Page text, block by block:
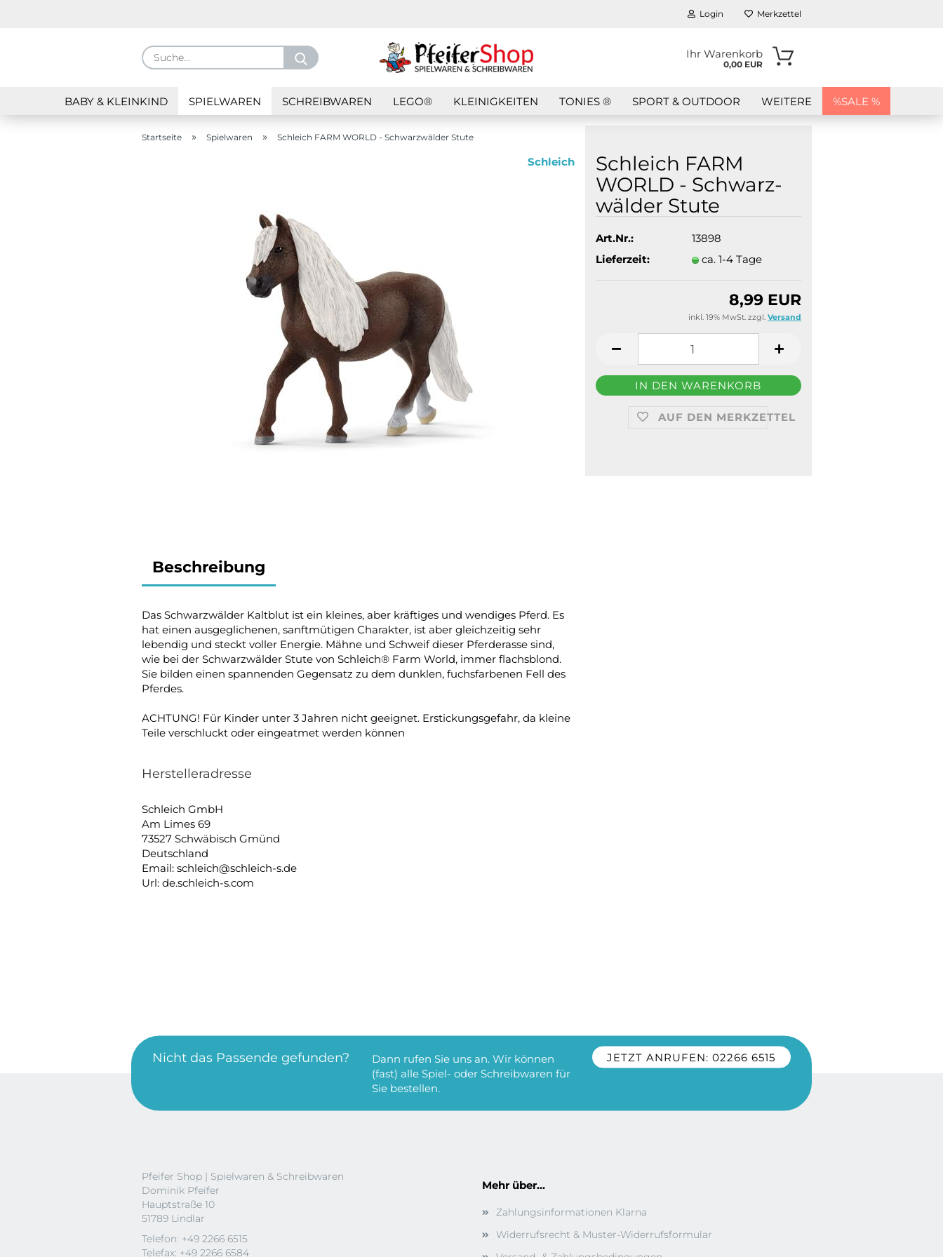
Login
E-Mail
Konto erstellen
Merkzettel
Suche... Ihr Warenkorb
0,00 EUR
BABY & KLEINKIND SPIELWAREN SCHREIBWAREN LEGO® KLEINIGKEITEN TONIES ® SPORT & OUTDOOR %SALE %
WEITERE
Startseite » Spielwaren » Schleich FARM WORLD - Schwarzwälder Stute
Schleich
Schleich FARM
WORLD - Schwarz­
wäl­der Stute
Art.Nr.:
13898
Lieferzeit:
ca. 1-4 Tage
8,99 EUR
inkl. 19% MwSt. zzgl. Versand
AUF DEN MERKZETTEL
Beschreibung
Das Schwarzwälder Kaltblut ist ein kleines, aber kräftiges und wendiges Pferd. Es
hat einen ausgeglichenen, sanftmütigen Charakter, ist aber gleichzeitig sehr
lebendig und steckt voller Energie. Mähne und Schweif dieser Pferderasse sind,
wie bei der Schwarzwälder Stute von Schleich® Farm World, immer flachsblond.
Sie bilden einen spannenden Gegensatz zu dem dunklen, fuchsfarbenen Fell des
Pferdes.
ACHTUNG! Für Kinder unter 3 Jahren nicht geeignet. Erstickungsgefahr, da kleine
Teile verschluckt oder eingeatmet werden können
Herstelleradresse
Schleich GmbH
Am Limes 69
73527 Schwäbisch Gmünd
Deutschland
Email: schleich@schleich-s.de
Url: de.schleich-s.com
Nicht das Passende gefunden?
Dann rufen Sie uns an. Wir können
(fast) alle Spiel- oder Schreibwaren für
Sie bestellen.
JETZT ANRUFEN: 02266 6515
Pfeifer Shop | Spielwaren & Schreibwaren
Dominik Pfeifer
Hauptstraße 10
51789 Lindlar
Telefon: +49 2266 6515
Telefax: +49 2266 6584
Mehr über...
Zahlungsinformationen Klarna
Widerrufsrecht & Muster-Widerrufsformular